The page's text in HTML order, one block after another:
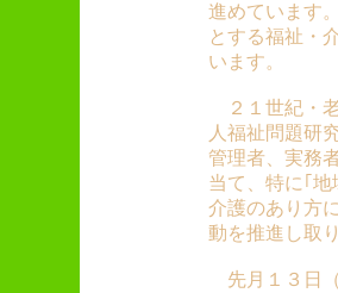
進めています
とする福祉・
います。
２１世紀・
人福祉問題研
管理者、実務
当て、特に｢
介護のあり方
動を推進し取
先月１３日